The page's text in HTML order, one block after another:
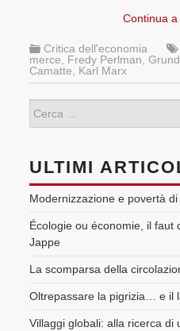
Continua
Critica dell'economia
merce
Fredy Perlman ,
Camatte
Karl Marx
ULTIMI
Modernizzazione e povertà di
Écologie ou économie, il faut
Jappe
La scomparsa della
Oltrepassare la pigrizia… e il
Villaggi globali: alla ricerca di